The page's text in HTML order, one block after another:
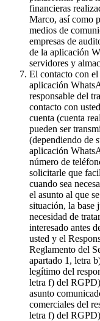
financieras
Marco, así como
medios de
empresas de
de la aplicación
servidores y
El contacto con el
aplicación
responsable del
contacto con
cuenta (cuenta
pueden ser
(dependiendo de
aplicación
número de
solicitarle que
cuando sea
el asunto al que
situación, la base
necesidad de
interesado antes
usted y el
Reglamento del
apartado 1, letra
legítimo del
letra f) del
asunto
comerciales del
letra f) del